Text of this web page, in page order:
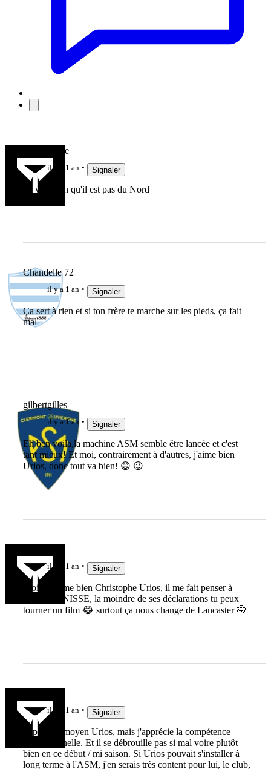
LaGuiguille
il y a 1 an Signaler
on voit bien qu'il est pas du Nord
Chandelle 72
il y a 1 an Signaler
Ça sert à rien et si ton frère te marche sur les pieds, ça fait
mal
gilbertgilles
il y a 1 an Signaler
Eh ben voila,la machine ASM semble être lancée et c'est
tant mieux! Et moi, contrairement à d'autres, j'aime bien
Urios, donc tout va bien! 😄 😉
il y a 1 an Signaler
Moi je l’aime bien Christophe Urios, il me fait penser à
Maître PANISSE, la moindre de ses déclarations tu peux
tourner un film 😂 surtout ça nous change de Lancaster 🤭
il y a 1 an Signaler
J'apprécie moyen Urios, mais j'apprécie la compétence
professionnelle. Et il se débrouille pas si mal voire plutôt
bien en ce début / mi saison. Si Urios pouvait s'installer à
long terme à l'ASM, j'en serais très content pour lui, le club,